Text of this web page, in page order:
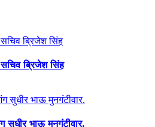
ब्रिजेश सिंह
सुधीर भाऊ मुनगंटीवार.